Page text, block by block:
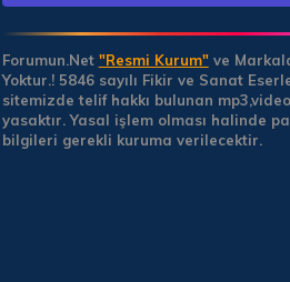
Forumun.Net "Resmi Kurum"ve
Yoktur.! 5846 sayılı Fikir ve Sanat
sitemizde telif hakkı bulunan
yasaktır. Yasal işlem olması halinde
bilgileri gerekli kuruma verilecektir.